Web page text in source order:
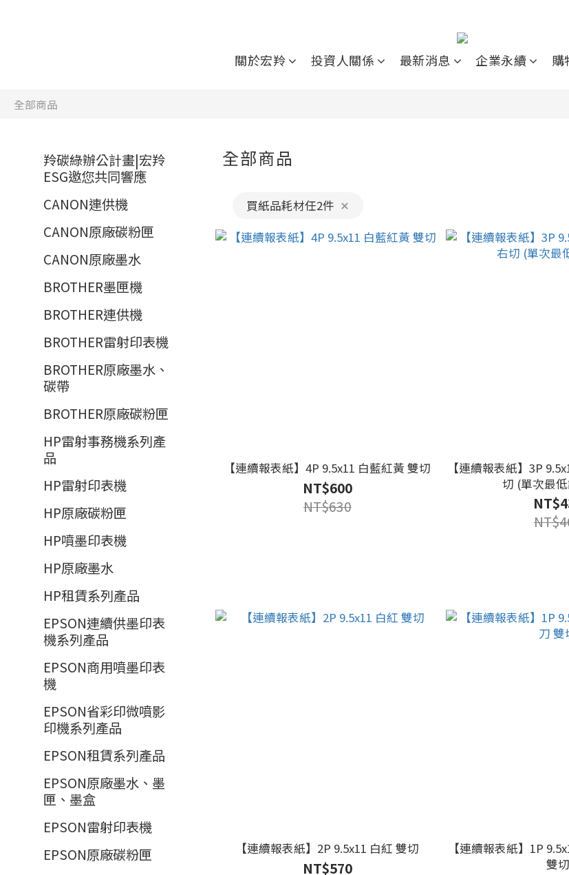
關於宏羚 投資人關係 最新消息 企業永續 購
全部商品
羚碳綠辦公計畫|宏羚
ESG邀您共同響應
CANON連供機
CANON原廠碳粉匣
CANON原廠墨水
BROTHER墨匣機
BROTHER連供機
BROTHER雷射印表機
BROTHER原廠墨水、
碳帶
BROTHER原廠碳粉匣
HP雷射事務機系列產
品
HP雷射印表機
HP原廠碳粉匣
HP噴墨印表機
HP原廠墨水
HP租賃系列產品
EPSON連續供墨印表
機系列產品
EPSON商用噴墨印表
機
EPSON省彩印微噴影
印機系列產品
EPSON租賃系列產品
EPSON原廠墨水、墨
匣、墨盒
EPSON雷射印表機
EPSON原廠碳粉匣
全部商品
買紙品耗材任2件
【連續報表紙】4P 9.5x11 白藍紅黃 雙切
NT$600
NT$630
【連續報表紙】3P
切 (單次最
【連續報表紙】2P 9.5x11 白紅 雙切
NT$570
【連續報表紙】1P
雙切